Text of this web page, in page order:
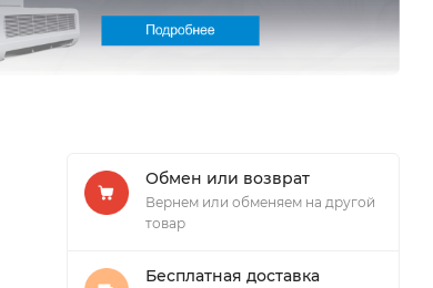
Обмен или возврат
Вернем или обменяем на другой
товар
Бесплатная доставка